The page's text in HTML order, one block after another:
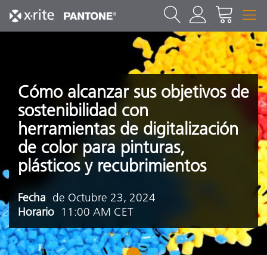
Cómo alcanzar sus objetivos de
sostenibilidad con
herramientas de digitalización
de color para pinturas,
plásticos y recubrimientos
Fecha de Octubre 23, 2024
Horario 11:00 AM CET